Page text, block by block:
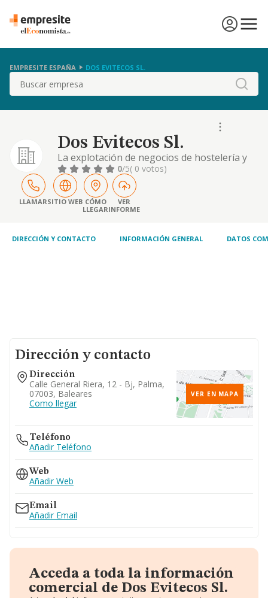
EMPRESITE ESPAÑA DOS EVITECOS SL.
Buscar
Dos Evitecos Sl.
La explotación de negocios de hostelería y
restauración, incluyendo, pero no
limitándose a, la gestión y administración de
bares, cafeterías, restaurantes y otros
establecimientos similares. además, podrá
desarrollar actividades complementarias o
hostelerí
0/5( 0 votos)
LLAMARSITIO WEB CÓMO
LLEGAR
VER
INFORME
DIRECCIÓN Y CONTACTO INFORMACIÓN GENERAL DATOS
Dirección y contacto
Dirección
Calle General Riera, 12 - Bj, Palma,
07003, Baleares
Como llegar
VER EN MAPA
Teléfono
Añadir Teléfono
Web
Añadir Web
Email
Añadir Email
Acceda a toda la información
comercial de Dos Evitecos Sl.